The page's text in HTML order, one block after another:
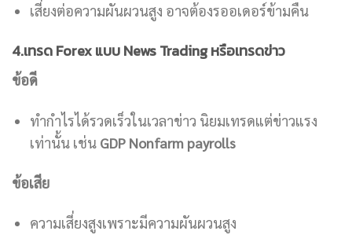
เสี่ยงต่อความผันผวนสูง อาจต้องรออเดอร์ข้ามคืน
4.เทรด Forex แบบ News Trading หรือเทรดข่าว
ข้อดี
ทำกำไรได้รวดเร็วในเวลาข่าว นิยมเทรดแต่ข่าวแรง
เท่านั้น เช่น GDP Nonfarm payrolls
ข้อเสีย
ความเสี่ยงสูงเพราะมีความผันผวนสูง